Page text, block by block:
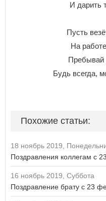
И дарить
Пусть
На
Пребывай
Будь всегда,
Похожие статьи:
18 ноябрь 2019,
Поздравления коллегам с
16 ноябрь 2019, Суббота
Поздравление брату с 23